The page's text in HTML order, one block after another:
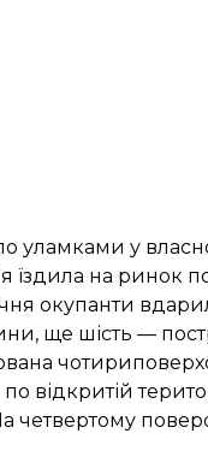
уламками у
їздила на ринок
окупанти
ще шість —
відкритій
четвертому